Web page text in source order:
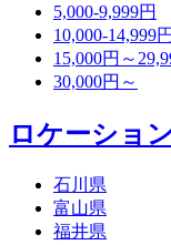
5,000-9,999円
10,000-14,999円
15,000円～
30,000円～
ロケーショ
石川県
富山県
福井県